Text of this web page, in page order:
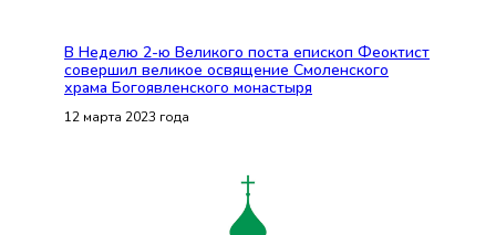
В Неделю 2-ю Великого поста епископ Феоктист
совершил великое освящение Смоленского
храма Богоявленского монастыря
12 марта 2023 года